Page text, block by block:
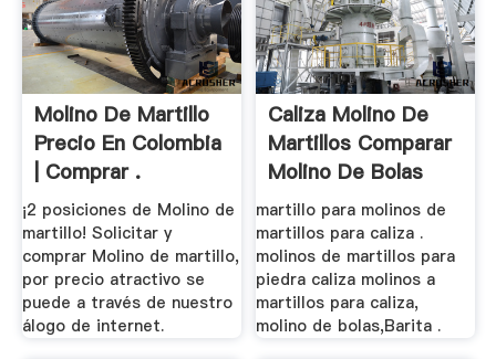
Molino De Martillo
Precio En Colombia
| Comprar .
¡2 posiciones de Molino de
martillo! Solicitar y
comprar Molino de martillo,
por precio atractivo se
puede a través de nuestro
álogo de internet.
Caliza Molino De
Martillos Comparar
Molino De Bolas
martillo para molinos de
martillos para caliza .
molinos de martillos para
piedra caliza molinos a
martillos para caliza,
molino de bolas,Barita .